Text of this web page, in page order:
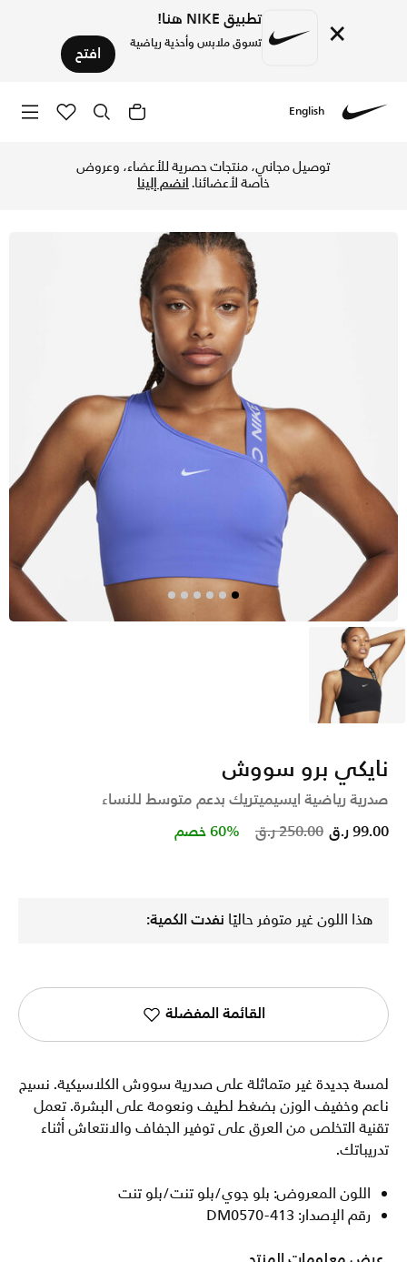
× تطبيق NIKE هنا!
تسوق ملابس وأحذية رياضية افتح
English
توصيل مجاني، منتجات حصرية للأعضاء، وعروض
خاصة لأعضائنا.انضم إلينا
رمادي
نايكي برو سووش
صدرية رياضية ايسيميتريك بدعم متوسط للنساء
Price reduced from
250.00 ر.ق to 99.00 ر.ق 60% خصم
هذا اللون غير متوفر حاليًا نفدت الكمية:
القائمة المفضلة
لمسة جديدة غير متماثلة على صدرية سووش الكلاسيكية. نسيج
ناعم وخفيف الوزن بضغط لطيف ونعومة على البشرة. تعمل
تقنية التخلص من العرق على توفير الجفاف والانتعاش أثناء
تدريباتك.
اللون المعروض: بلو جوي/بلو تنت/بلو تنت
رقم الإصدار: DM0570-413